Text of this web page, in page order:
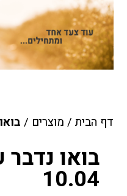
דף הבית / מוצרים /
בואו
10.04